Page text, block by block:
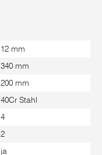
12 mm
340 mm
200 mm
40Cr Stahl
4
2
ja